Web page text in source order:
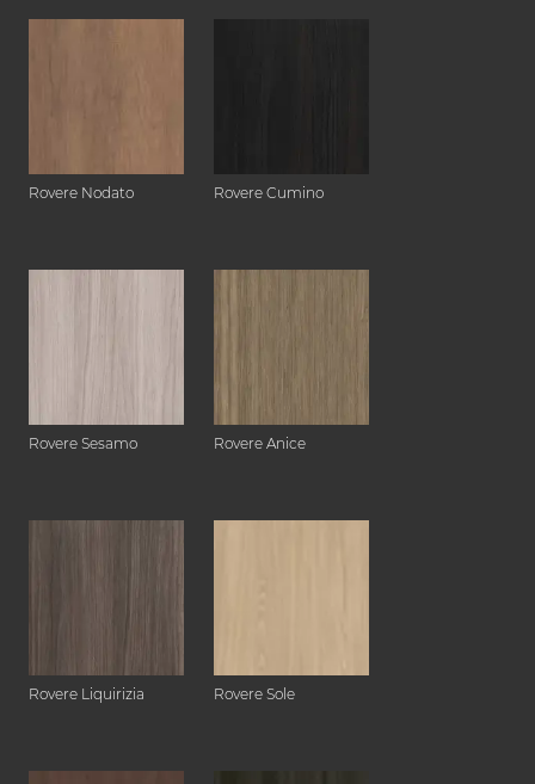
Rovere Nodato Rovere Cumino
Rovere Sesamo Rovere Anice
Rovere Liquirizia Rovere Sole